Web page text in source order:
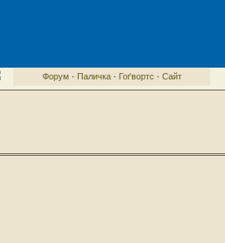
Форум · Паличка· Гоґвортс · Сайт